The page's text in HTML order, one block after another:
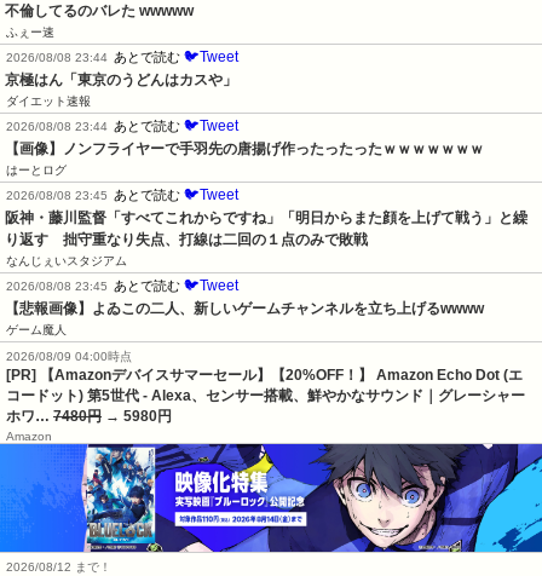
不倫してるのバレた wwwww
ふぇー速
2026/08/08 23:44 あとで読む 🐦Tweet
京極はん「東京のうどんはカスや」
ダイエット速報
2026/08/08 23:44 あとで読む 🐦Tweet
【画像】ノンフライヤーで手羽先の唐揚げ作ったったったｗｗｗｗｗｗｗ
はーとログ
2026/08/08 23:45
あとで読む 🐦Tweet
阪神・藤川監督「すべてこれからですね」「明日からまた顔を上げて戦う」と繰
り返す　拙守重なり失点、打線は二回の１点のみで敗戦
なんじぇいスタジアム
2026/08/08 23:45
あとで読む 🐦Tweet
【悲報画像】よゐこの二人、新しいゲームチャンネルを立ち上げるwwww
ゲーム魔人
2026/08/09 04:00時点
[PR] 【Amazonデバイスサマーセール】【20%OFF！】 Amazon Echo Dot (エ
コードット) 第5世代 - Alexa、センサー搭載、鮮やかなサウンド｜グレーシャー
ホワ… 7480円 → 5980円
Amazon
2026/08/12 まで！